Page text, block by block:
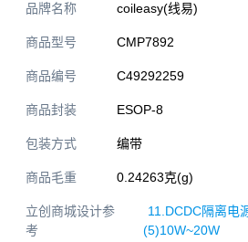
品牌名称 coileasy(线易)
商品型号 CMP7892
商品编号 C49292259
商品封装 ESOP-8​
包装方式 编带
商品毛重 0.24263克(g)
立创商城设计参
考
11.DCDC隔离电
(5)10W~20W